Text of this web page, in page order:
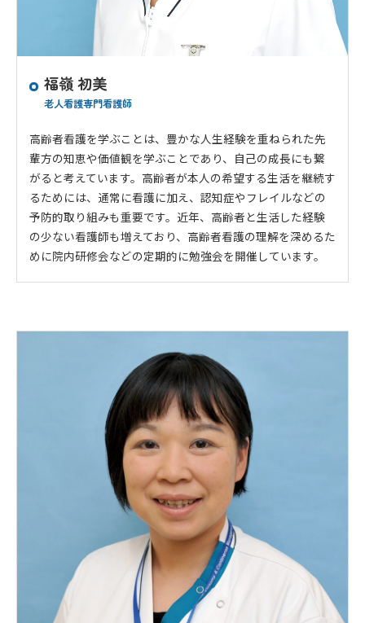
福嶺 初美
老人看護専門看護師
高齢者看護を学ぶことは、豊かな人生経験を重ねられた先
輩方の知恵や価値観を学ぶことであり、自己の成長にも繋
がると考えています。高齢者が本人の希望する生活を継続す
るためには、通常に看護に加え、認知症やフレイルなどの
予防的取り組みも重要です。近年、高齢者と生活した経験
の少ない看護師も増えており、高齢者看護の理解を深めるた
めに院内研修会などの定期的に勉強会を開催しています。